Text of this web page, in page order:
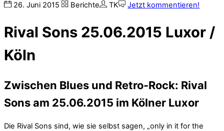
26. Juni 2015 Berichte TK Jetzt kommentieren!
Rival Sons 25.06.2015 Luxor /
Köln
Zwischen Blues und Retro-Rock: Rival
Sons am 25.06.2015 im Kölner Luxor
Die Rival Sons sind, wie sie selbst sagen, „only in it for the